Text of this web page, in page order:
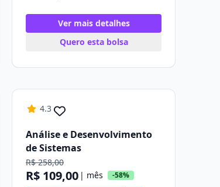
Ver mais detalhes
Quero esta bolsa
4.3
Análise e Desenvolvimento
de Sistemas
R$ 258,00
R$ 109,00 | mês -58%